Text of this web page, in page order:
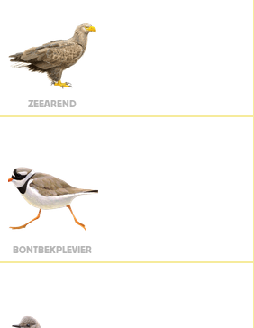
ZEEAREND
BONTBEKPLEVIER